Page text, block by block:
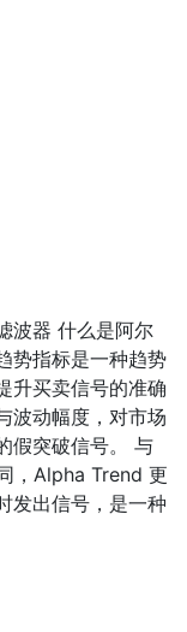
波器 什么是阿尔
势指标是一种趋势
升买卖信号的准确
波动幅度，对市场
假突破信号。 与
，Alpha Trend 更
发出信号，是一种